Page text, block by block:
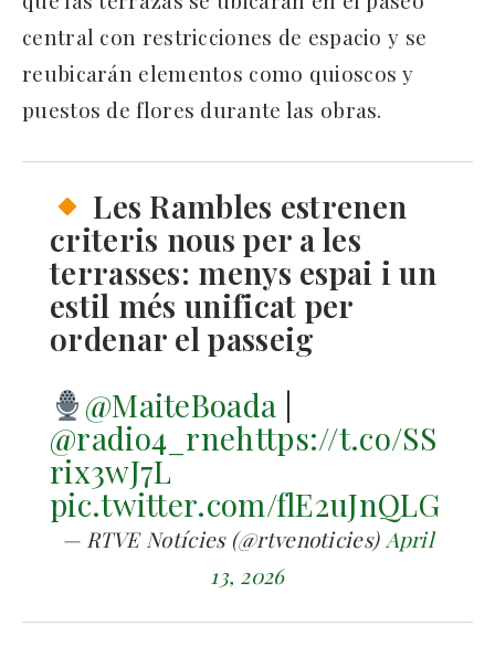
central con restricciones de espacio y se
reubicarán elementos como quioscos y
puestos de flores durante las obras.
Les Rambles estrenen
criteris nous per a les
terrasses: menys espai i un
estil més unificat per
ordenar el passeig
@MaiteBoada |
@radio4_rnehttps://t.co/SS
rix3wJ7L
pic.twitter.com/flE2uJnQLG
— RTVE Notícies (@rtvenoticies) April
13, 2026